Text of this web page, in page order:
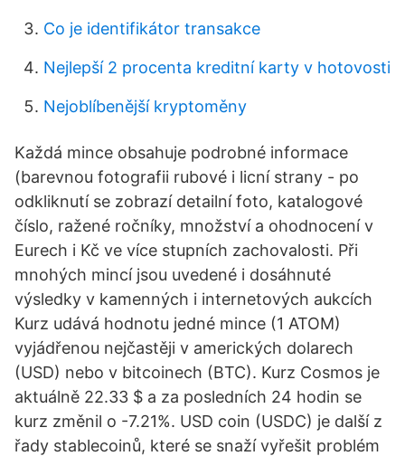
Co je identifikátor transakce
Nejlepší 2 procenta kreditní karty v hotovosti
Nejoblíbenější kryptoměny
Každá mince obsahuje podrobné informace
(barevnou fotografii rubové i licní strany - po
odkliknutí se zobrazí detailní foto, katalogové
číslo, ražené ročníky, množství a ohodnocení v
Eurech i Kč ve více stupních zachovalosti. Při
mnohých mincí jsou uvedené i dosáhnuté
výsledky v kamenných i internetových aukcích
Kurz udává hodnotu jedné mince (1 ATOM)
vyjádřenou nejčastěji v amerických dolarech
(USD) nebo v bitcoinech (BTC). Kurz Cosmos je
aktuálně 22.33 $ a za posledních 24 hodin se
kurz změnil o -7.21%. USD coin (USDC) je další z
řady stablecoinů, které se snaží vyřešit problém